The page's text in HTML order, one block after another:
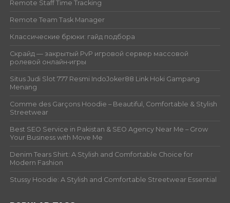
Remote Staff Time Tracking
Remote Team Task Manager
Классические брюки: гайд подбора
Скрайд — закрытый PvP игровой сервер массовой
ролевой онлайн‑игры
Situs Judi Slot 777 Resmi IndoJoker88 Link Hoki Gampang
Menang
Comme des Garçons Hoodie – Beautiful, Comfortable & Stylish
Streetwear
Best SEO Service in Pakistan & SEO Agency Near Me – Grow
Your Business with Move Me
Denim Tears Shirt: A Stylish and Comfortable Choice for
Modern Fashion
Stussy Hoodie: A Stylish and Comfortable Streetwear Essential